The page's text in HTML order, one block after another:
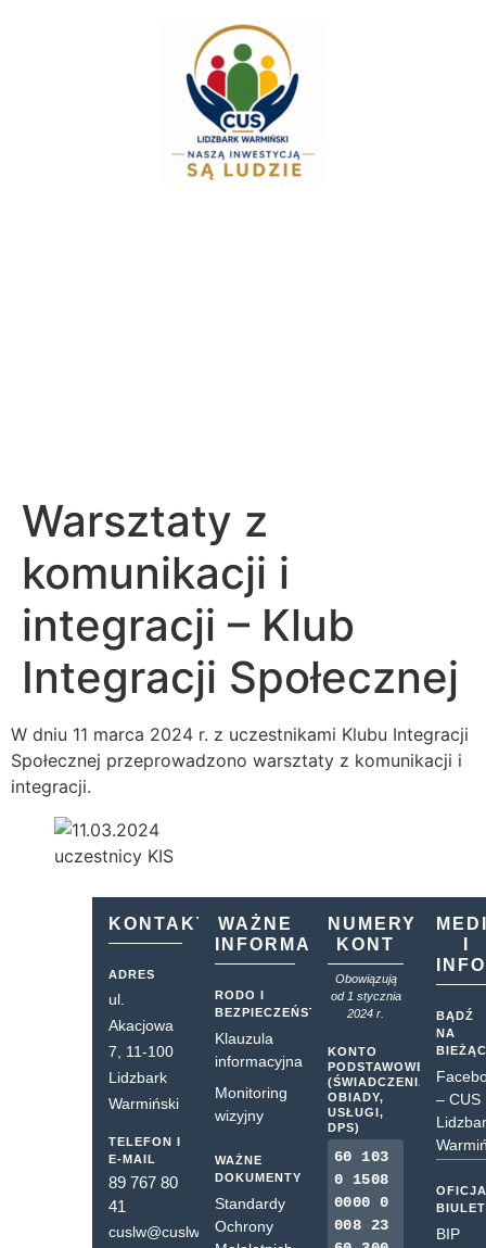
Warsztaty z
komunikacji i
integracji – Klub
Integracji Społecznej
W dniu 11 marca 2024 r. z uczestnikami Klubu Integracji
Społecznej przeprowadzono warsztaty z komunikacji i
integracji.
KONTAKT
ADRES
ul.
Akacjowa
7, 11-100
Lidzbark
Warmiński
TELEFON I
E-MAIL
89 767 80
41
cuslw@cuslw.pl
WAŻNE
INFORMACJE
RODO I
BEZPIECZEŃSTWO
Klauzula
informacyjna
Monitoring
wizyjny
WAŻNE
DOKUMENTY
Standardy
Ochrony
NUMERY
KONT
Obowiązują
od 1 stycznia
2024 r.
KONTO
PODSTAWOWE
(ŚWIADCZENIA,
OBIADY,
USŁUGI,
DPS)
60 103
0 1508
0000 0
008 23
BĄDŹ
NA
– CUS
BIP